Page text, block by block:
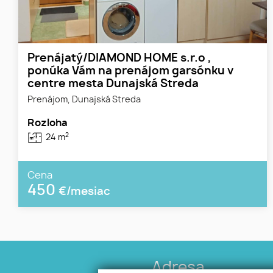
Prenájatý/DIAMOND HOME s.r.o ,
ponúka Vám na prenájom garsónku v
centre mesta Dunajská Streda
Prenájom, Dunajská Streda
Rozloha
24 m2
Cena
450 €/mesiac
Adresa